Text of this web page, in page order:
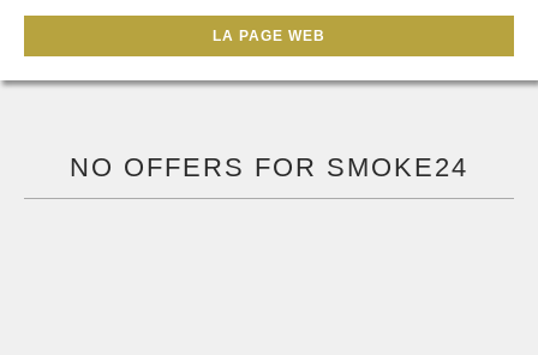
LA PAGE WEB
NO OFFERS FOR SMOKE24